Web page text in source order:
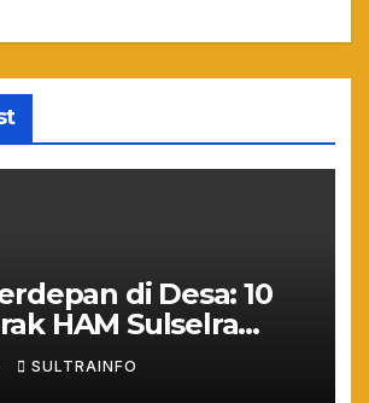
di Desa: 10
HAM Sulselra
Mengawal
Prabowo
SULTRAINFO